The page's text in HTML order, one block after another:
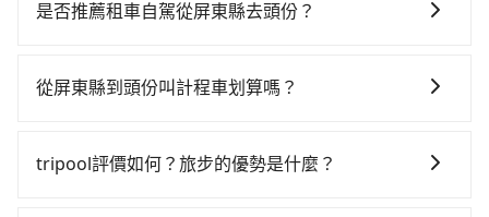
是否推薦租車自駕從屏東縣去頭份？
在車上休息，那在屏東縣恆春鎮有約10間租車車行，比
Tiida，一天租金約$1,500，九人座如Hyundai Starex
從屏東縣到頭份叫計程車划算嗎？
灣大車隊和Yoxi。依照里程跳錶計算，價格約為
tripool評價如何？旅步的優勢是什麼？